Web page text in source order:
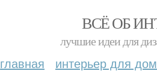
ВСЁ ОБ
лучшие идеи для
главная интерьер для